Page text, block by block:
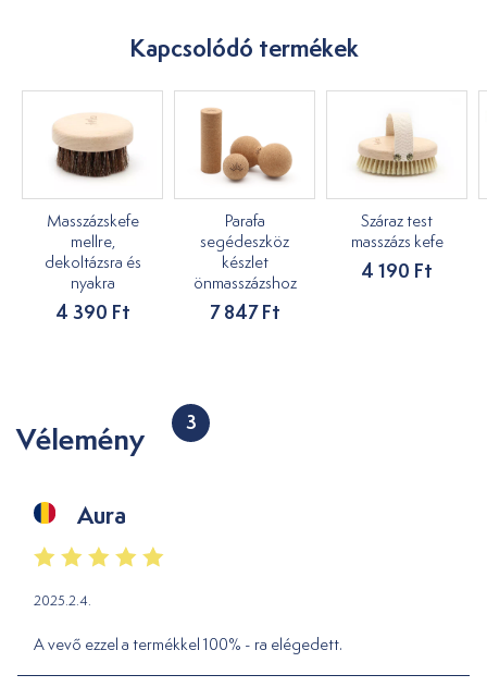
Kapcsolódó termékek
Masszázskefe
mellre,
dekoltázsra és
nyakra
4 390 Ft
Parafa
segédeszköz
készlet
önmasszázshoz
7 847 Ft
Száraz test
masszázs kefe
4 190 Ft
Vélemény 3
Aura
2025.2.4.
A vevő ezzel a termékkel 100% - ra elégedett.